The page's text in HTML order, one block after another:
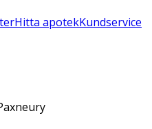
Hitta apotekKundservice